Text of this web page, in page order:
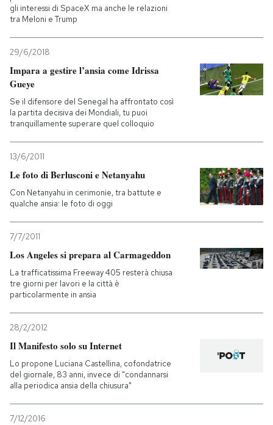
gli interessi di SpaceX ma anche le relazioni
tra Meloni e Trump
29/6/2018
Impara a gestire l’ansia come Idrissa
Gueye
Se il difensore del Senegal ha affrontato così
la partita decisiva dei Mondiali, tu puoi
tranquillamente superare quel colloquio
13/6/2011
Le foto di Berlusconi e Netanyahu
Con Netanyahu in cerimonie, tra battute e
qualche ansia: le foto di oggi
7/7/2011
Los Angeles si prepara al Carmageddon
La trafficatissima Freeway 405 resterà chiusa
tre giorni per lavori e la città è
particolarmente in ansia
28/2/2012
Il Manifesto solo su Internet
Lo propone Luciana Castellina, cofondatrice
del giornale, 83 anni, invece di "condannarsi
alla periodica ansia della chiusura"
7/12/2016